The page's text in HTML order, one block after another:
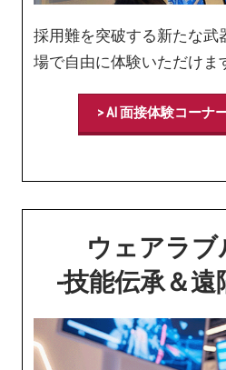
採用難を突破する新たな武
場で自由に体験いただけま
> AI 面接体験コーナ
ウェアラブ
-技能伝承＆遠